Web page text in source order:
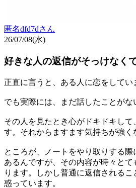
匿名dfd7dさん
26/07/08(水)
好きな人の返信がそっけなく
正直に言うと、ある人に恋をしてい
でも実際には、まだ話したことがな
その人を見たとき心がドキドキし
す。それからますます気持ちが強く
ところが、ノートをやり取りする
あるんですが、その内容が時々と
ります。しかし普通に返信される
惑っています。